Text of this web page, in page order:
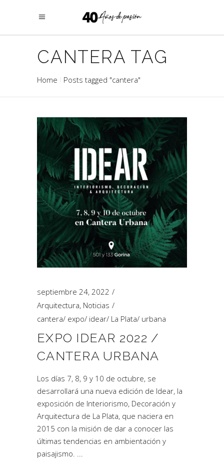
CANTERA TAG
Home Posts tagged "cantera"
septiembre 24, 2022
Arquitectura, Noticias
cantera/ expo/ idear/ La Plata/ urbana
EXPO IDEAR 2022 /
CANTERA URBANA
Los días 7, 8, 9 y 10 de octubre, se
desarrollará una nueva edición de Idear, la
exposición de Interiorismo, Decoración y
Arquitectura de La Plata, que naciera en
2015 con la misión de dar a conocer las
últimas tendencias en ambientación y
paisajismo.